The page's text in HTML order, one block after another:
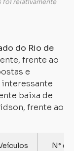
foi relativamente
do Rio de
frente ao
e
baixa de
frente ao
N° de